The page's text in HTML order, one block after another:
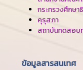
กระทรวงศึกษา
คุรุสภา
สถาบันทดสอบ
ข้อมูลสารสนเทศ